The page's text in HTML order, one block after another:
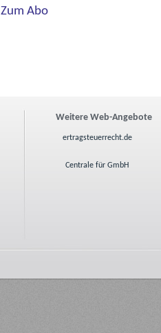
Zum Abo
Weitere Web-Angebote
ertragsteuerrecht.de
Centrale für GmbH